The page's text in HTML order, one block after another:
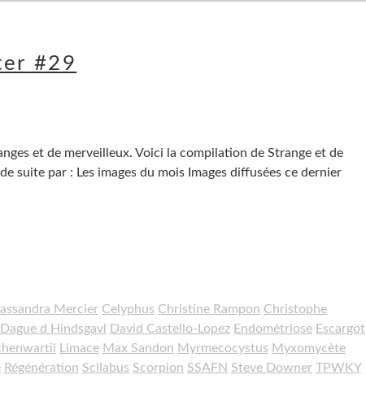
#29
et de merveilleux. Voici la compilation de Strange et de
suite par : Les images du mois Images diffusées ce dernier
Mercier Celyphus Christine Rampon Christophe
Dague d Hindsgavl David Castello-Lopez Endométriose Escargot
Limace Max Sandon Myrmecocystus Myxomycète
Régénération Scilabus Scorpion SSAFN Steve Downer TPWKY